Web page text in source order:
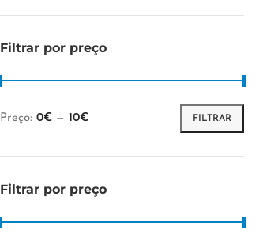
Filtrar por preço
FILTRAR
Preço: 0€ — 10€
Filtrar por preço